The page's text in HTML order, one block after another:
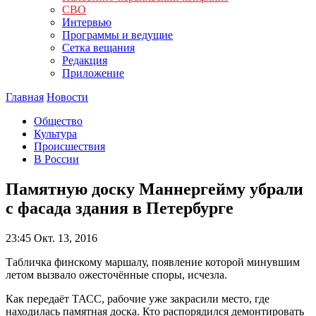
СВО
Интервью
Программы и ведущие
Сетка вещания
Редакция
Приложение
Главная Новости
Общество
Культура
Происшествия
В России
Памятную доску Маннергейму убрали
с фасада здания в Петербурге
23:45 Окт. 13, 2016
Табличка финскому маршалу, появление которой минувшим
летом вызвало ожесточённые споры, исчезла.
Как передаёт ТАСС, рабочие уже закрасили место, где
находилась памятная доска. Кто распорядился демонтировать